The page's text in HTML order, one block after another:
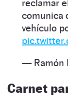
reclamar
comunica
vehículo
— Ramón
Carnet